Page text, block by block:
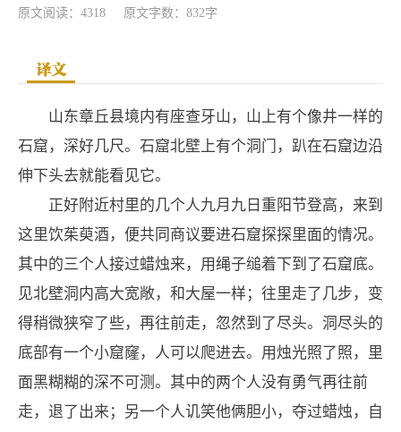
原文阅读：4318 原文字数：832字
译文
山东章丘县境内有座查牙山，山上有个像井一样的
石窟，深好几尺。石窟北壁上有个洞门，趴在石窟边沿
伸下头去就能看见它。
正好附近村里的几个人九月九日重阳节登高，来到
这里饮茱萸酒，便共同商议要进石窟探探里面的情况。
其中的三个人接过蜡烛来，用绳子缒着下到了石窟底。
见北壁洞内高大宽敞，和大屋一样；往里走了几步，变
得稍微狭窄了些，再往前走，忽然到了尽头。洞尽头的
底部有一个小窟窿，人可以爬进去。用烛光照了照，里
面黑糊糊的深不可测。其中的两个人没有勇气再往前
走，退了出来；另一个人讥笑他俩胆小，夺过蜡烛，自